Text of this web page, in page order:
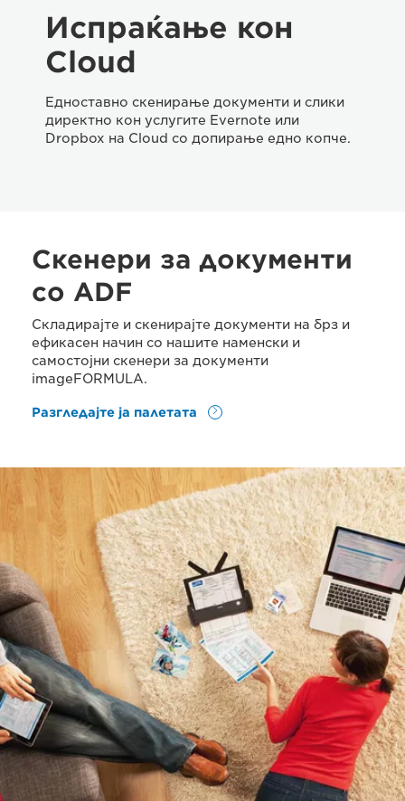
Испраќање кон
Cloud
Едноставно скенирање документи и слики
директно кон услугите Evernote или
Dropbox на Cloud со допирање едно копче.
Скенери за документи
со ADF
Складирајте и скенирајте документи на брз и
ефикасен начин со нашите наменски и
самостојни скенери за документи
imageFORMULA.
Разгледајте ја палетата